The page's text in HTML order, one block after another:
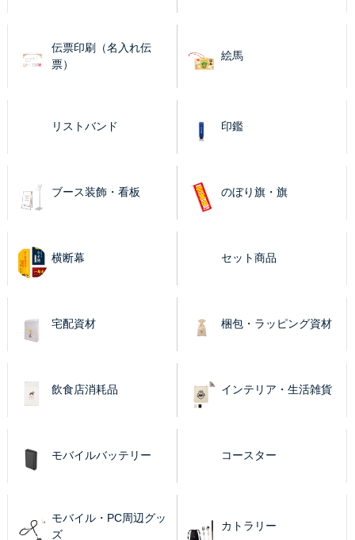
伝票印刷（名入れ伝
票）
絵馬
リストバンド 印鑑
ブース装飾・看板 のぼり旗・旗
横断幕 セット商品
宅配資材 梱包・ラッピング資材
飲食店消耗品 インテリア・生活雑貨
モバイルバッテリー コースター
モバイル・PC周辺グッ
ズ
カトラリー